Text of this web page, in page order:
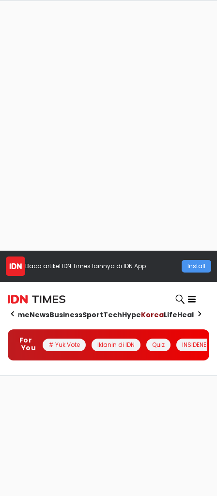
Baca artikel IDN Times lainnya di IDN App Install
HomeNewsBusinessSportTechHypeKoreaLifeHealth
For
You
# Yuk Vote Iklanin di IDN Quiz INSIDENESIA